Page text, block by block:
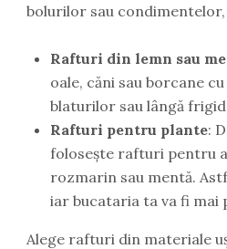
bolurilor sau
Rafturi din lemn sau
oale, căni sau borcane
blaturilor sau lângă
Rafturi pentru plante:
folosește rafturi pentru
rozmarin sau mentă.
iar bucataria ta va fi mai
Alege rafturi din materiale